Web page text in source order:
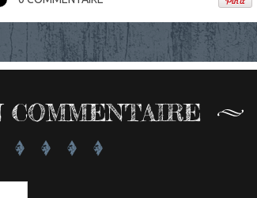
COMMENTAIRE